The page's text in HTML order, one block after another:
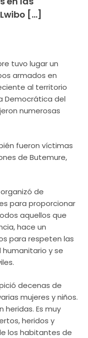
[…]
tuvo lugar un
armados en
al territorio
Democrática del
numerosas
fueron víctimas
de Butemure,
de
para proporcionar
aquellos que
hace un
para respeten las
y se
decenas de
mujeres y niños.
heridas. Es muy
heridos y
los habitantes de